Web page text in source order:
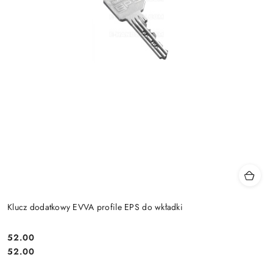
Klucz dodatkowy EVVA profile EPS do wkładki
Cena:
52.00
Cena:
52.00